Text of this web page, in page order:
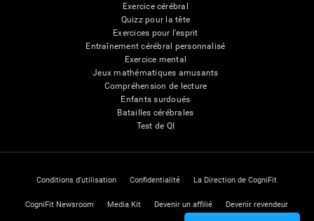
Exercice cérébral
Quizz pour la tête
Exercices pour l'esprit
Entraînement cérébral personnalisé
Exercice mental
Jeux mathématiques amusants
Compréhension de lecture
Enfants surdoués
Batailles cérébrales
Test de QI
Conditions d'utilisation Confidentialité La Direction de CogniFit
CogniFit Newsroom Media Kit Devenir un affilié Devenir revendeur